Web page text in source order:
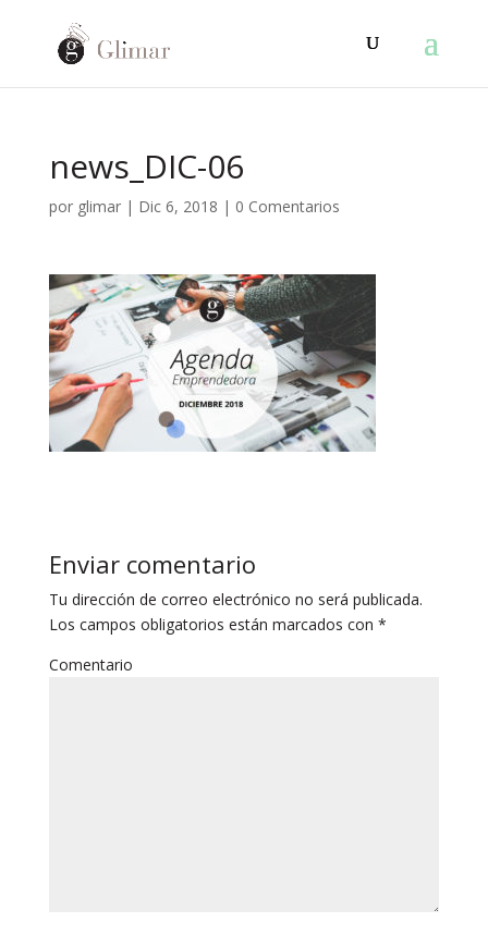
news_DIC-06
por glimar| Dic 6, 2018 | 0 Comentarios
Enviar comentario
Tu dirección de correo electrónico no será publicada.
Los campos obligatorios están marcados con *
Comentario